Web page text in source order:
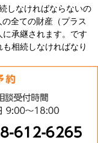
しなければならないの
全ての財産（プラス
承継されます。です
相続しなければなり